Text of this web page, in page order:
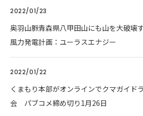
2022/01/23
奥羽山脈青森県八甲田山にも山を大破壊
風力発電計画：ユーラスエナジー
2022/01/22
くまもり本部がオンラインでクマガイド
会 パブコメ締め切り1月26日